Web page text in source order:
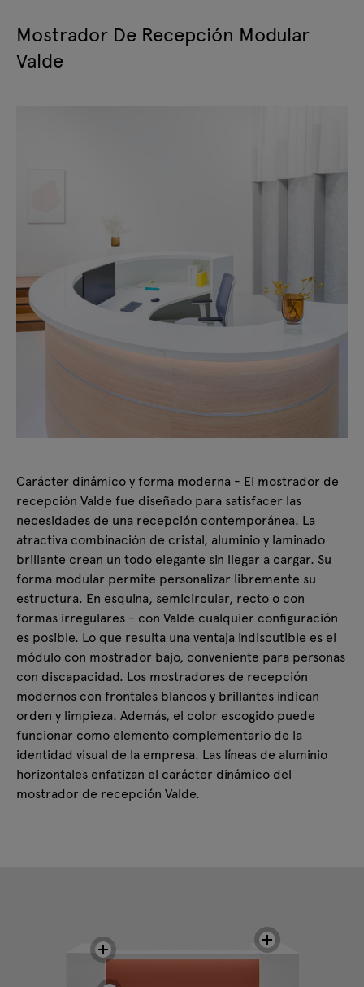
Mostrador De Recepción Modular
Valde
Carácter dinámico y forma moderna - El mostrador de
recepción Valde fue diseñado para satisfacer las
necesidades de una recepción contemporánea. La
atractiva combinación de cristal, aluminio y laminado
brillante crean un todo elegante sin llegar a cargar. Su
forma modular permite personalizar libremente su
estructura. En esquina, semicircular, recto o con
formas irregulares - con Valde cualquier configuración
es posible. Lo que resulta una ventaja indiscutible es el
módulo con mostrador bajo, conveniente para personas
con discapacidad. Los mostradores de recepción
modernos con frontales blancos y brillantes indican
orden y limpieza. Además, el color escogido puede
funcionar como elemento complementario de la
identidad visual de la empresa. Las líneas de aluminio
horizontales enfatizan el carácter dinámico del
mostrador de recepción Valde.